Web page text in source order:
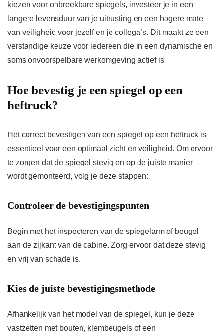
kiezen voor onbreekbare spiegels, investeer je in een
langere levensduur van je uitrusting en een hogere mate
van veiligheid voor jezelf en je collega’s. Dit maakt ze een
verstandige keuze voor iedereen die in een dynamische en
soms onvoorspelbare werkomgeving actief is.
Hoe bevestig je een spiegel op een
heftruck?
Het correct bevestigen van een spiegel op een heftruck is
essentieel voor een optimaal zicht en veiligheid. Om ervoor
te zorgen dat de spiegel stevig en op de juiste manier
wordt gemonteerd, volg je deze stappen:
Controleer de bevestigingspunten
Begin met het inspecteren van de spiegelarm of beugel
aan de zijkant van de cabine. Zorg ervoor dat deze stevig
en vrij van schade is.
Kies de juiste bevestigingsmethode
Afhankelijk van het model van de spiegel, kun je deze
vastzetten met bouten, klembeugels of een